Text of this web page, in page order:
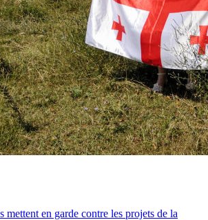
mettent en garde contre les projets de la